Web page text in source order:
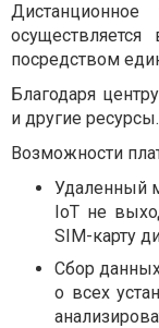
посредством
Благодаря
и другие ресурсы.
Возможности
Удаленный
IoT не
SIM-карту
Сбор
о всех